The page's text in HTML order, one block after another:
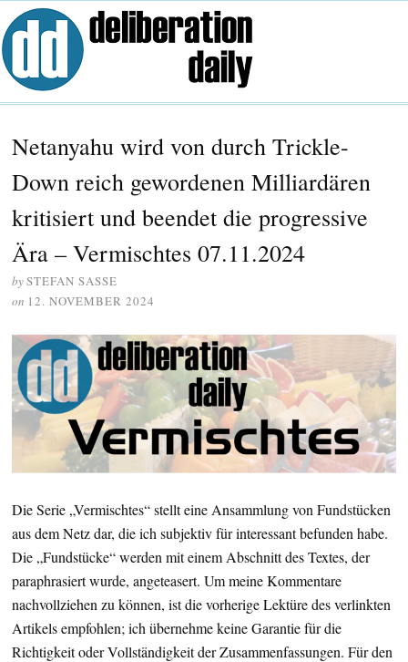
Netanyahu wird von durch Trickle-
Down reich gewordenen Milliardären
kritisiert und beendet die progressive
Ära – Vermischtes 07.11.2024
bySTEFAN SASSE
on 12. NOVEMBER 2024
Die Serie „Vermischtes“ stellt eine Ansammlung von Fundstücken
aus dem Netz dar, die ich subjektiv für interessant befunden habe.
Die „Fundstücke“ werden mit einem Abschnitt des Textes, der
paraphrasiert wurde, angeteasert. Um meine Kommentare
nachvollziehen zu können, ist die vorherige Lektüre des verlinkten
Artikels empfohlen; ich übernehme keine Garantie für die
Richtigkeit oder Vollständigkeit der Zusammenfassungen. Für den